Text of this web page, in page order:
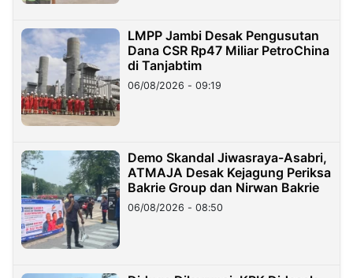
LMPP Jambi Desak Pengusutan
Dana CSR Rp47 Miliar PetroChina
di Tanjabtim
06/08/2026 - 09:19
Demo Skandal Jiwasraya-Asabri,
ATMAJA Desak Kejagung Periksa
Bakrie Group dan Nirwan Bakrie
06/08/2026 - 08:50